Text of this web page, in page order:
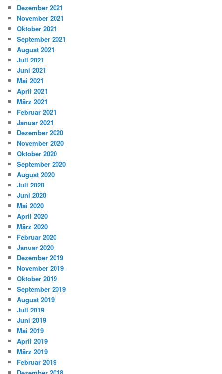
Dezember 2021
November 2021
Oktober 2021
September 2021
August 2021
Juli 2021
Juni 2021
Mai 2021
April 2021
März 2021
Februar 2021
Januar 2021
Dezember 2020
November 2020
Oktober 2020
September 2020
August 2020
Juli 2020
Juni 2020
Mai 2020
April 2020
März 2020
Februar 2020
Januar 2020
Dezember 2019
November 2019
Oktober 2019
September 2019
August 2019
Juli 2019
Juni 2019
Mai 2019
April 2019
März 2019
Februar 2019